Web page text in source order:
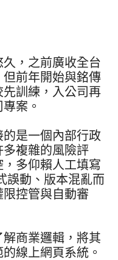
，之前廣收全台
前年開始與銘傳
訓練，入公司再
案。
是一個內部行政
多複雜的風險評
多仰賴人工填寫
誤動、版本混亂而
控管與自動審
商業邏輯，將其
線上網頁系統。